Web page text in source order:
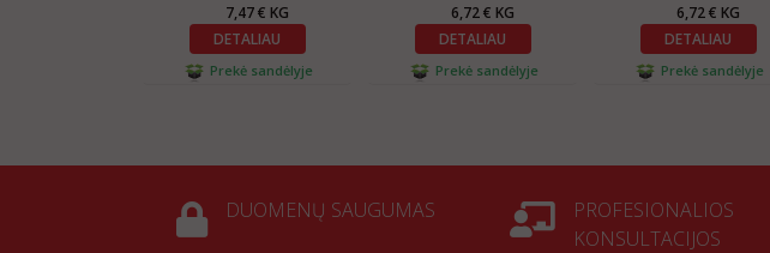
7,47 € KG
DETALIAU
Prekė sandėlyje
6,72 € KG
DETALIAU
Prekė sandėlyje
6,72 € KG
DETALIAU
Prekė sandėlyje
DUOMENŲ SAUGUMAS
PROFESIONALIOS
KONSULTACIJOS